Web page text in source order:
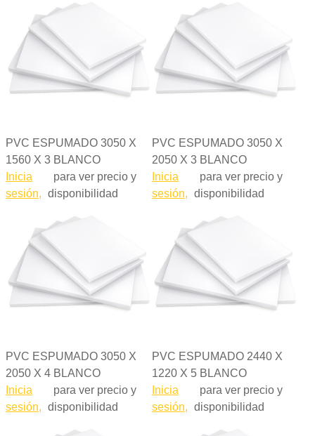
PVC ESPUMADO 3050 X
1560 X 3 BLANCO
Inicia
sesión,
para ver precio y
disponibilidad
PVC ESPUMADO 3050 X
2050 X 3 BLANCO
Inicia
sesión,
para ver precio y
disponibilidad
PVC ESPUMADO 3050 X
2050 X 4 BLANCO
Inicia
sesión,
para ver precio y
disponibilidad
PVC ESPUMADO 2440 X
1220 X 5 BLANCO
Inicia
sesión,
para ver precio y
disponibilidad